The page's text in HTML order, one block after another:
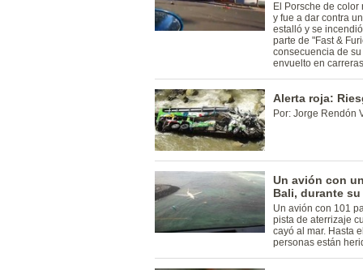
El Porsche de
y fue a dar contra
estalló y se
parte de "Fast &
consecuencia de
envuelto en
Alerta roja:
Por: Jorge Rendón
Un avión con
Bali, durante su
Un avión con 101
pista de aterrizaje
cayó al mar. Hasta
personas están